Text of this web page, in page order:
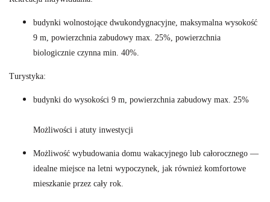
budynki wolnostojące dwukondygnacyjne, maksymalna wysokość
9 m, powierzchnia zabudowy max. 25%, powierzchnia
biologicznie czynna min. 40%.
Turystyka:
budynki do wysokości 9 m, powierzchnia zabudowy max. 25%
Możliwości i atuty inwestycji
Możliwość wybudowania domu wakacyjnego lub całorocznego —
idealne miejsce na letni wypoczynek, jak również komfortowe
mieszkanie przez cały rok.